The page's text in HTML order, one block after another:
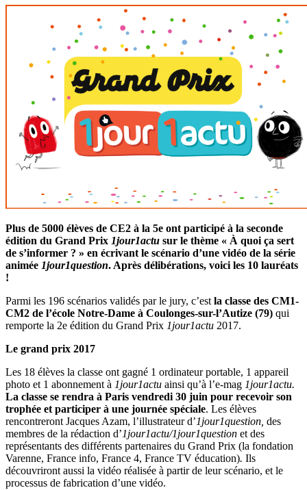
Plus de 5000 élèves de CE2 à la 5e ont participé à la seconde
édition du Grand Prix 1jour1actu sur le thème « À quoi ça sert
de s’informer ? » en écrivant le scénario d’une vidéo de la série
animée 1jour1question. Après délibérations, voici les 10 lauréats
!
Parmi les 196 scénarios validés par le jury, c’estla classe des CM1-
CM2 de l’école Notre-Dame à Coulonges-sur-l’Autize (79) qui
remporte la 2e édition du Grand Prix 1jour1actu 2017.
Le grand prix 2017
Les 18 élèves la classe ont gagné 1 ordinateur portable, 1 appareil
photo et 1 abonnement à 1jour1actu ainsi qu’à l’e-mag 1jour1actu.
La classe se rendra à Paris vendredi 30 juin pour recevoir son
trophée et participer à une journée spéciale. Les élèves
rencontreront Jacques Azam, l’illustrateur d’1jour1question, des
membres de la rédaction d’1jour1actu/1jour1question et des
représentants des différents partenaires du Grand Prix (la fondation
Varenne, France info, France 4, France TV éducation). Ils
découvriront aussi la vidéo réalisée à partir de leur scénario, et le
processus de fabrication d’une vidéo.